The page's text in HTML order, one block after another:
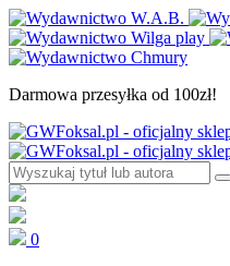
Darmowa przesyłka od 100zł!
0